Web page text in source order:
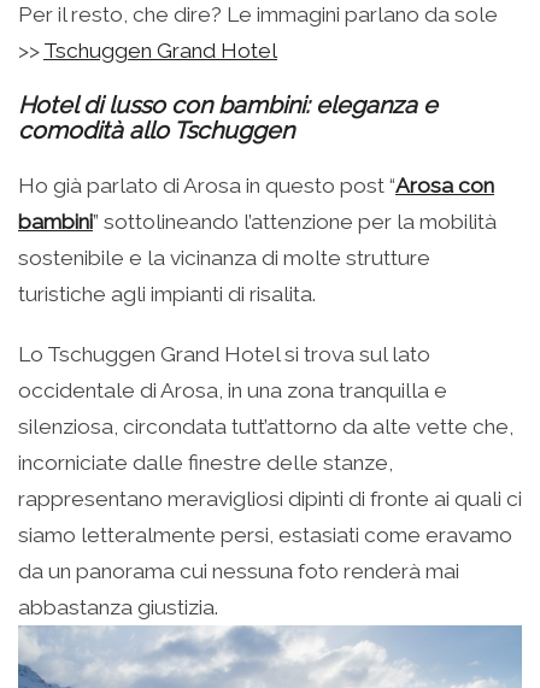
Per il resto, che dire? Le immagini parlano da sole
>> Tschuggen Grand Hotel
Hotel di lusso con bambini: eleganza e
comodità allo Tschuggen
Ho già parlato di Arosa in questo post “Arosa con
bambini” sottolineando l’attenzione per la mobilità
sostenibile e la vicinanza di molte strutture
turistiche agli impianti di risalita.
Lo Tschuggen Grand Hotel si trova sul lato
occidentale di Arosa, in una zona tranquilla e
silenziosa, circondata tutt’attorno da alte vette che,
incorniciate dalle finestre delle stanze,
rappresentano meravigliosi dipinti di fronte ai quali ci
siamo letteralmente persi, estasiati come eravamo
da un panorama cui nessuna foto renderà mai
abbastanza giustizia.